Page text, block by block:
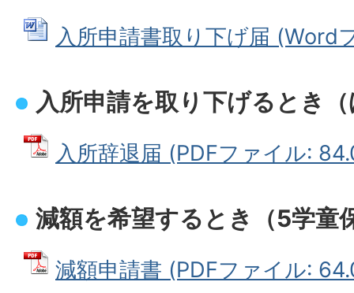
入所申請書取り下げ届 (Word
入所申請を取り下げるとき
入所辞退届 (PDFファイル:
減額を希望するとき（5学童
減額申請書 (PDFファイル: